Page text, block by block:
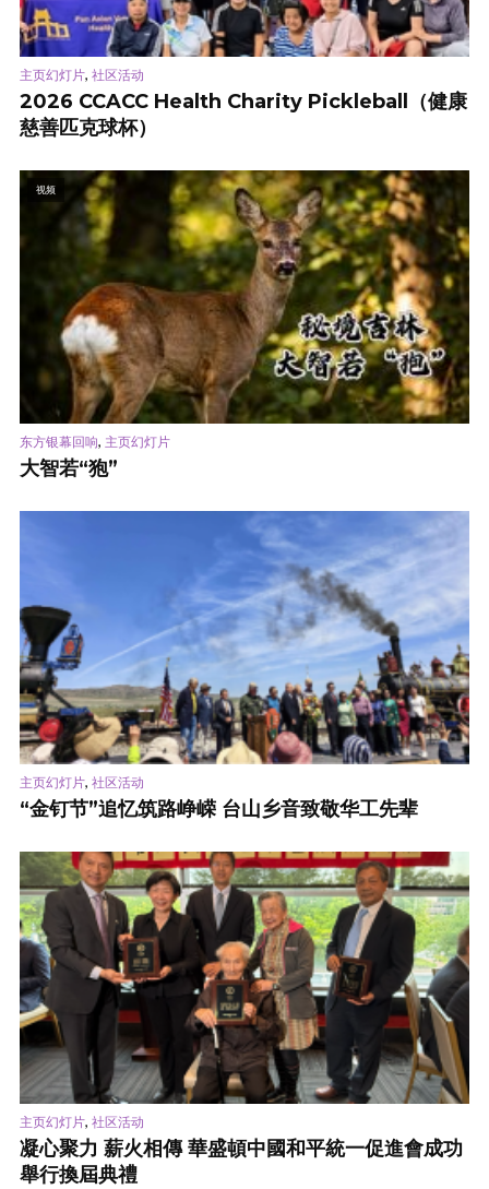
主页幻灯片, 社区活动
2026 CCACC Health Charity Pickleball（健康
慈善匹克球杯）
视频
东方银幕回响, 主页幻灯片
大智若“狍”
主页幻灯片, 社区活动
“金钉节”追忆筑路峥嵘 台山乡音致敬华工先辈
主页幻灯片, 社区活动
凝心聚力 薪火相傳 華盛頓中國和平統一促進會成功
舉行換屆典禮